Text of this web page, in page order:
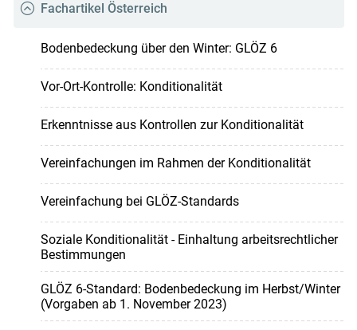
Fachartikel Österreich
Bodenbedeckung über den Winter: GLÖZ 6
Vor-Ort-Kontrolle: Konditionalität
Erkenntnisse aus Kontrollen zur Konditionalität
Vereinfachungen im Rahmen der Konditionalität
Vereinfachung bei GLÖZ-Standards
Soziale Konditionalität - Einhaltung arbeitsrechtlicher
Bestimmungen
GLÖZ 6-Standard: Bodenbedeckung im Herbst/Winter
(Vorgaben ab 1. November 2023)